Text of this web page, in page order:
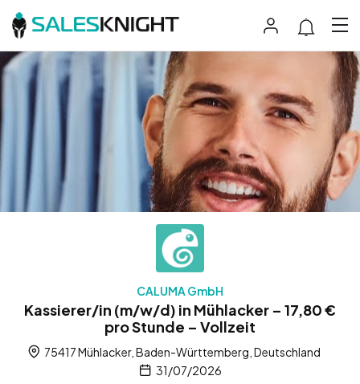
CALUMA GmbH
Kassierer/in (m/w/d) in Mühlacker – 17,80 €
pro Stunde – Vollzeit
75417 Mühlacker, Baden-Württemberg, Deutschland
31/07/2026